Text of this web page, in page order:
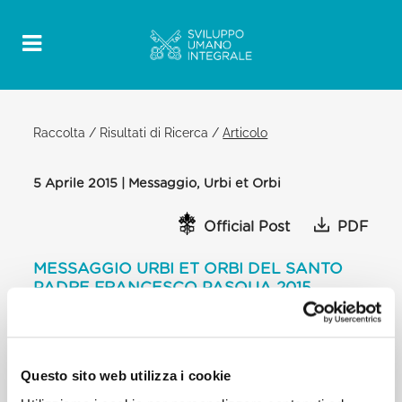
Questo sito web utilizza i cookie
Raccolta / Risultati di Ricerca /Articolo
5 Aprile 2015 | Messaggio, Urbi et Orbi
Official Post PDF
MESSAGGIO URBI ET ORBI DEL SANTO
PADRE FRANCESCO PASQUA 2015
LOGGIA CENTRALE DELLA BASILICA
l’Iraq, perché cessi il fragore delle armi e si